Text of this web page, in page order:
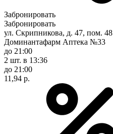
Забронировать
Забронировать
ул. Скрипникова, д. 47, пом. 48
Доминантафарм Аптека №33
до 21:00
2 шт. в 13:36
до 21:00
11,94 р.